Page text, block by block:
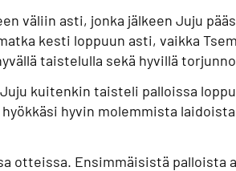
väliin asti, jonka jälkeen Juju
kesti loppuun asti, vaikka
taistelulla sekä hyvillä
kuitenkin taisteli palloissa
hyvin molemmista
otteissa. Ensimmäisistä palloista